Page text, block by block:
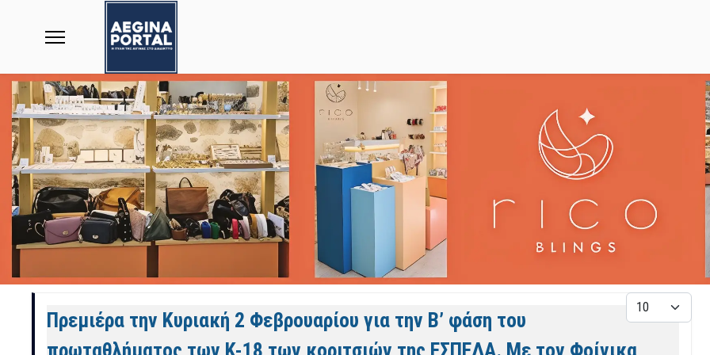
Άρθρα
Πρεμιέρα την Κυριακή 2 Φεβρουαρίου για την Β’ φάση του